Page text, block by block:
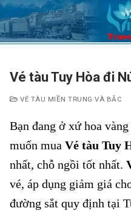
Chuyển
đến
nội
Vé tàu Tuy Hòa đi
VÉ TÀU MIỀN TRUNG VÀ BẮC
Bạn đang ở xứ hoa
muốn mua Vé tàu Tuy
nhất, chỗ ngồi tốt nhất.
vé, áp dụng giảm giá
đường sắt quy định tại